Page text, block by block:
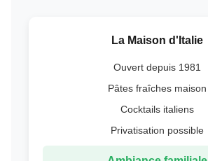
La Maison d'Italie
Ouvert depuis 1981
Pâtes fraîches maison
Cocktails italiens
Privatisation possible